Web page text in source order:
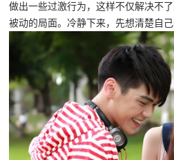
做出一些过激行为，这样不仅解决不
被动的局面。冷静下来，先想清楚自己